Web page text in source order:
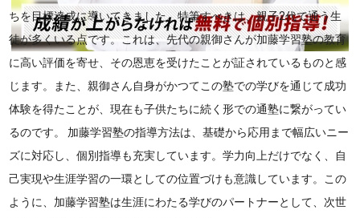
ちを目標達成に導いてきました。特筆すべきは、親子2代で通う生
徒が多くいる点です。これは、先代の親御さんが加藤学習塾の教育
に高い評価を寄せ、その恩恵を受けたことが証されているものと感
じます。また、親御さん自身がかつてこの塾での学びを通じて成功
体験を得たことが、現在も子供たちに続く形での通塾に繋がってい
るのです。 加藤学習塾の指導方法は、基礎から応用まで幅広いニー
ズに対応し、個別指導も充実しています。学力向上だけでなく、自
己実現や生涯学習の一環としての位置づけも意識しています。この
ように、加藤学習塾は生涯にわたる学びのパートナーとして、次世